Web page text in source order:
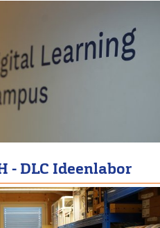
- DLC Ideenlabor